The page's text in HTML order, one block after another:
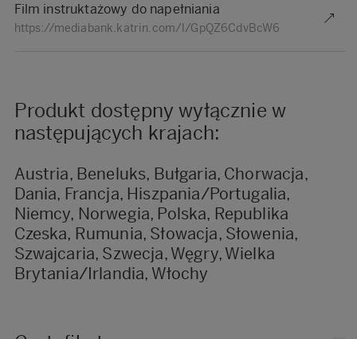
Film instruktażowy do napełniania
https://mediabank.katrin.com/l/GpQZ6CdvBcW6
Produkt dostępny wyłącznie w
następujących krajach:
Austria, Beneluks, Bułgaria, Chorwacja,
Dania, Francja, Hiszpania/Portugalia,
Niemcy, Norwegia, Polska, Republika
Czeska, Rumunia, Słowacja, Słowenia,
Szwajcaria, Szwecja, Węgry, Wielka
Brytania/Irlandia, Włochy